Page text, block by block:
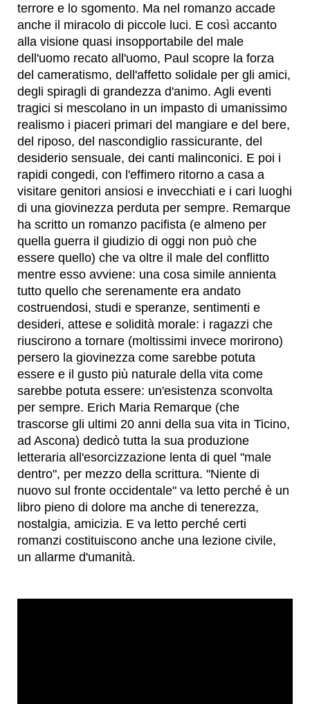
terrore e lo sgomento. Ma nel romanzo accade
anche il miracolo di piccole luci. E così accanto
alla visione quasi insopportabile del male
dell'uomo recato all'uomo, Paul scopre la forza
del cameratismo, dell'affetto solidale per gli amici,
degli spiragli di grandezza d'animo. Agli eventi
tragici si mescolano in un impasto di umanissimo
realismo i piaceri primari del mangiare e del bere,
del riposo, del nascondiglio rassicurante, del
desiderio sensuale, dei canti malinconici. E poi i
rapidi congedi, con l'effimero ritorno a casa a
visitare genitori ansiosi e invecchiati e i cari luoghi
di una giovinezza perduta per sempre. Remarque
ha scritto un romanzo pacifista (e almeno per
quella guerra il giudizio di oggi non può che
essere quello) che va oltre il male del conflitto
mentre esso avviene: una cosa simile annienta
tutto quello che serenamente era andato
costruendosi, studi e speranze, sentimenti e
desideri, attese e solidità morale: i ragazzi che
riuscirono a tornare (moltissimi invece morirono)
persero la giovinezza come sarebbe potuta
essere e il gusto più naturale della vita come
sarebbe potuta essere: un'esistenza sconvolta
per sempre. Erich Maria Remarque (che
trascorse gli ultimi 20 anni della sua vita in Ticino,
ad Ascona) dedicò tutta la sua produzione
letteraria all'esorcizzazione lenta di quel "male
dentro", per mezzo della scrittura. "Niente di
nuovo sul fronte occidentale" va letto perché è un
libro pieno di dolore ma anche di tenerezza,
nostalgia, amicizia. E va letto perché certi
romanzi costituiscono anche una lezione civile,
un allarme d'umanità.